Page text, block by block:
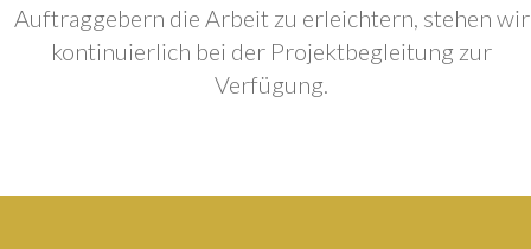
Auftraggebern die Arbeit zu erleichtern, stehen wir
kontinuierlich bei der Projektbegleitung zur
Verfügung.